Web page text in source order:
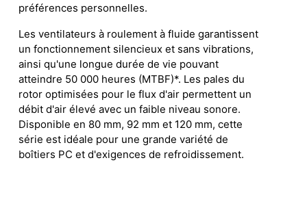
préférences personnelles.
Les ventilateurs à roulement à fluide garantissent
un fonctionnement silencieux et sans vibrations,
ainsi qu'une longue durée de vie pouvant
atteindre 50 000 heures (MTBF)*. Les pales du
rotor optimisées pour le flux d'air permettent un
débit d'air élevé avec un faible niveau sonore.
Disponible en 80 mm, 92 mm et 120 mm, cette
série est idéale pour une grande variété de
boîtiers PC et d'exigences de refroidissement.